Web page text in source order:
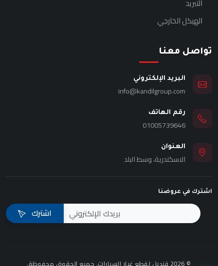
التبريد
الهيكل الخارجي
تواصل معنا
البريد الإلكتروني
info@kandilgroup.com
رقم الهاتف
01005739646
العنوان
الاسكندرية، وسط البلد
اشترك في عروضنا
اشترك